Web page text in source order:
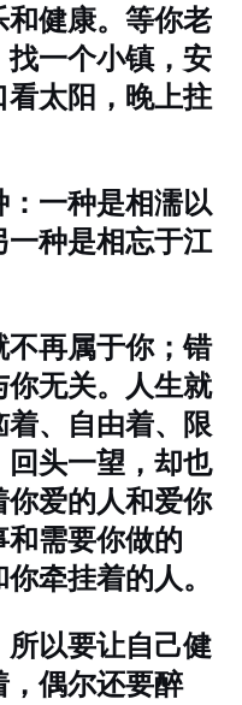
健康。等你老
一个小镇，安
太阳，晚上拄
一种是相濡以
种是相忘于江
再属于你；错
无关。人生就
、自由着、限
头一望，却也
爱的人和爱你
需要你做的
牵挂着的人。
所以要让自己健
偶尔还要醉